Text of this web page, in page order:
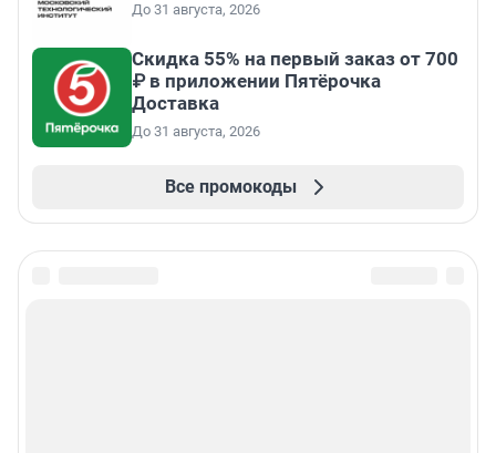
До 31 августа, 2026
Скидка 55% на первый заказ от 700
₽ в приложении Пятёрочка
Доставка
До 31 августа, 2026
Все промокоды